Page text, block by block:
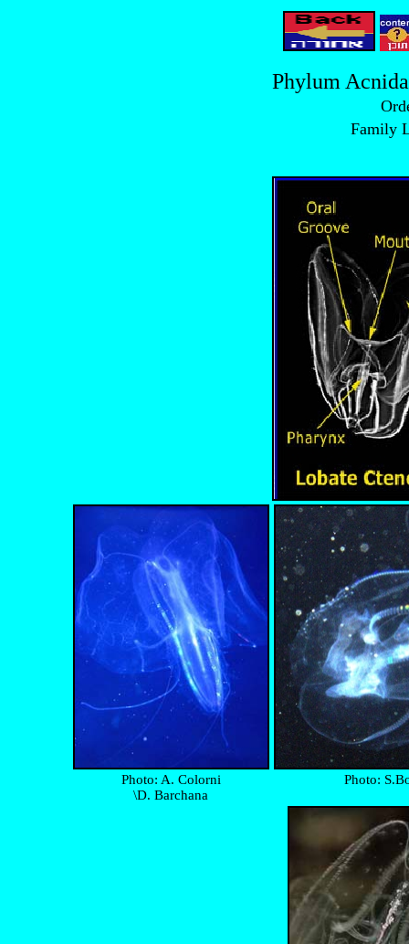
Photo: A. Colorni
\D. Barchana
Photo: